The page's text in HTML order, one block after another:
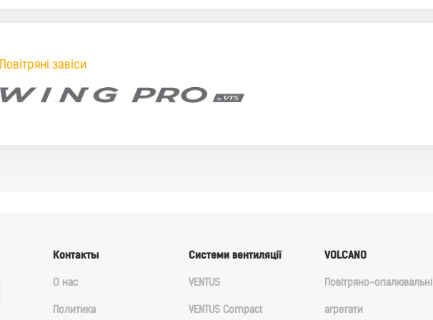
Повітряні завіси
Контакты
О нас
Политика
Cистеми вентиляції
VENTUS
VENTUS Compact
VOLCANO
Повітряно-опалювальні
агрегати